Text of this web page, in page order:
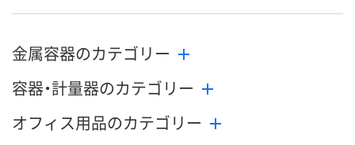
金属容器のカテゴリー
容器・計量器のカテゴリー
オフィス用品のカテゴリー